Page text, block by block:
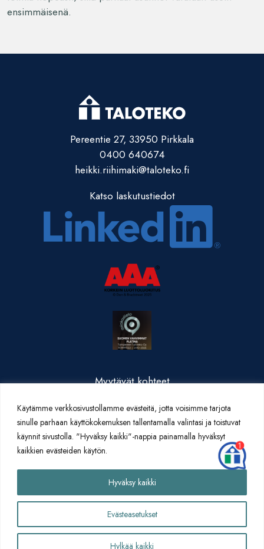
Käytämme verkkosivustollamme evästeitä, jotta voisimme tarjota
sinulle parhaan käyttökokemuksen tallentamalla valintasi ja toistuvat
käynnit sivustolla. "Hyväksy kaikki"-nappia painamalla hyväksyt
kaikkien evästeiden käytön.
Evästeasetukset
Hylkää kaikki
Hyväksy kaikki
ensimmäisenä.
Pereentie 27, 33950 Pirkkala
0400 640674
heikki.riihimaki@taloteko.fi
Katso laskutustiedot
Myytävät kohteet
Yritysesittely
Yhteystiedot
Artikkelit
Tietosuojaseloste